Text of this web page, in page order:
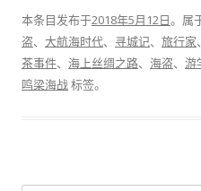
本条目发布于2018年5月12日。属
盗、 大航海时代、 寻城记、 旅行家、
茶事件、 海上丝绸之路、 海盗、 游
鸣梁海战标签。